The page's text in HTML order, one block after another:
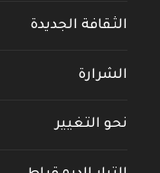
الثقافة الجديدة
الشرارة
نحو التغيير